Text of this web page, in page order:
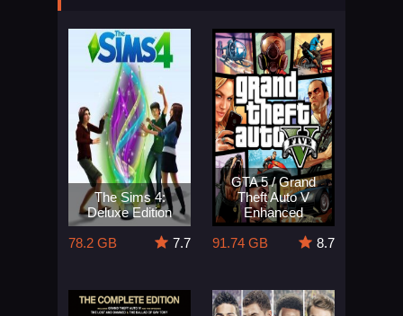
The Sims 4:
Deluxe Edition
78.2 GB
7.7
GTA 5 / Grand
Theft Auto V
Enhanced
91.74 GB
8.7